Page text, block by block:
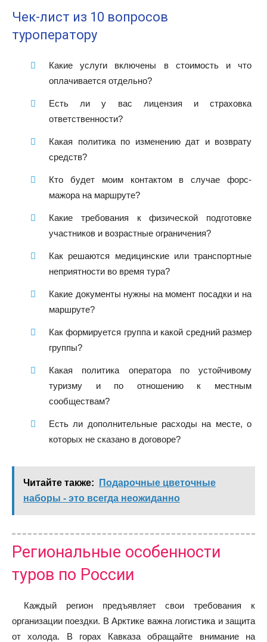
Чек-лист из 10 вопросов
туроператору
Какие услуги включены в стоимость и что
оплачивается отдельно?
Есть ли у вас лицензия и страховка
ответственности?
Какая политика по изменению дат и возврату
средств?
Кто будет моим контактом в случае форс-
мажора на маршруте?
Какие требования к физической подготовке
участников и возрастные ограничения?
Как решаются медицинские или транспортные
неприятности во время тура?
Какие документы нужны на момент посадки и на
маршруте?
Как формируется группа и какой средний размер
группы?
Какая политика оператора по устойчивому
туризму и по отношению к местным
сообществам?
Есть ли дополнительные расходы на месте, о
которых не сказано в договоре?
Читайте также:
Подарочные цветочные
наборы - это всегда неожиданно
Региональные особенности
туров по России
Каждый регион предъявляет свои требования к
организации поездки. В Арктике важна логистика и защита
от холода. В горах Кавказа обращайте внимание на